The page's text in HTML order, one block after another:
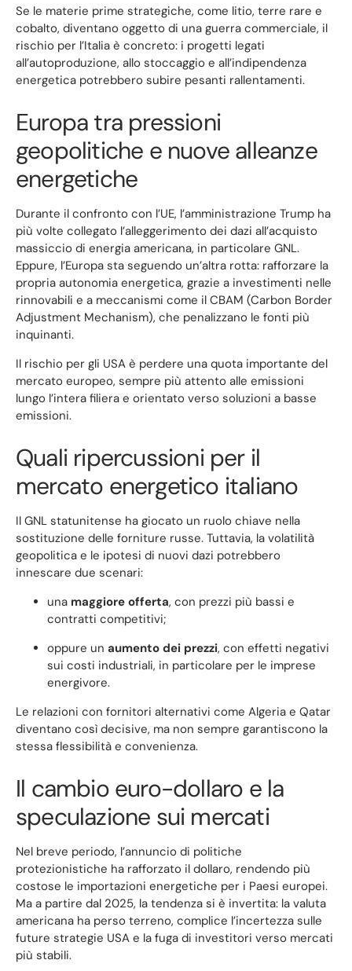
Se le materie prime strategiche, come litio, terre rare e
cobalto, diventano oggetto di una guerra commerciale, il
rischio per l’Italia è concreto: i progetti legati
all’autoproduzione, allo stoccaggio e all’indipendenza
energetica potrebbero subire pesanti rallentamenti.
Europa tra pressioni
geopolitiche e nuove alleanze
energetiche
Durante il confronto con l’UE, l’amministrazione Trump ha
più volte collegato l’alleggerimento dei dazi all’acquisto
massiccio di energia americana, in particolare GNL.
Eppure, l’Europa sta seguendo un’altra rotta: rafforzare la
propria autonomia energetica, grazie a investimenti nelle
rinnovabili e a meccanismi come il CBAM (Carbon Border
Adjustment Mechanism), che penalizzano le fonti più
inquinanti.
Il rischio per gli USA è perdere una quota importante del
mercato europeo, sempre più attento alle emissioni
lungo l’intera filiera e orientato verso soluzioni a basse
emissioni.
Quali ripercussioni per il
mercato energetico italiano
Il GNL statunitense ha giocato un ruolo chiave nella
sostituzione delle forniture russe. Tuttavia, la volatilità
geopolitica e le ipotesi di nuovi dazi potrebbero
innescare due scenari:
una maggiore offerta, con prezzi più bassi e
contratti competitivi;
oppure un aumento dei prezzi, con effetti negativi
sui costi industriali, in particolare per le imprese
energivore.
Le relazioni con fornitori alternativi come Algeria e Qatar
diventano così decisive, ma non sempre garantiscono la
stessa flessibilità e convenienza.
Il cambio euro-dollaro e la
speculazione sui mercati
Nel breve periodo, l’annuncio di politiche
protezionistiche ha rafforzato il dollaro, rendendo più
costose le importazioni energetiche per i Paesi europei.
Ma a partire dal 2025, la tendenza si è invertita: la valuta
americana ha perso terreno, complice l’incertezza sulle
future strategie USA e la fuga di investitori verso mercati
più stabili.